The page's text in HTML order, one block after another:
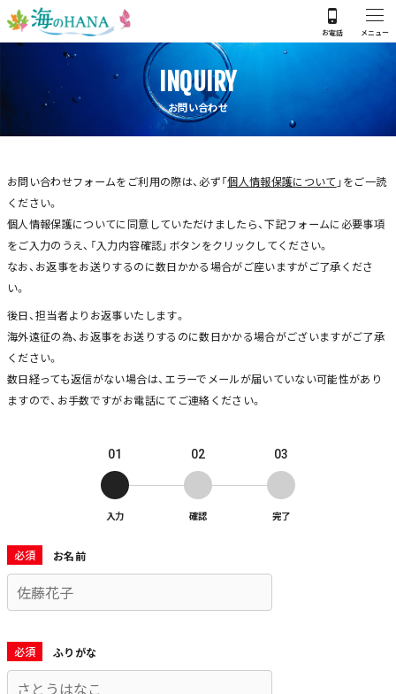
INQUIRY
お問い合わせ
お問い合わせフォームをご利用の際は、必ず「個人情報保護について 」をご一読
ください。
個人情報保護についてに同意していただけましたら、下記フォームに必要事項
をご入力のうえ、「入力内容確認」ボタンをクリックしてください。
なお、お返事をお送りするのに数日かかる場合がご座いますがご了承くださ
い。
後日、担当者よりお返事いたします。
海外遠征の為、お返事をお送りするのに数日かかる場合がございますがご了承
ください。
数日経っても返信がない場合は、エラーでメールが届いていない可能性があり
ますので、お手数ですがお電話にてご連絡ください。
01
入力
02
確認
03
完了
必須 お名前
必須 ふりがな